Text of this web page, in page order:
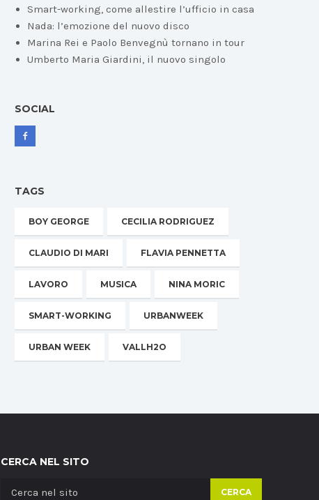
Smart-working, come allestire l’ufficio in casa
Nada: l’emozione del nuovo disco
Marina Rei e Paolo Benvegnù tornano in tour
Umberto Maria Giardini, il nuovo singolo
SOCIAL
TAGS
BOY GEORGE CECILIA RODRIGUEZ
CLAUDIO DI MARI FLAVIA PENNETTA
LAVORO MUSICA NINA MORIC
SMART-WORKING URBANWEEK
URBAN WEEK VALLH2O
CERCA NEL SITO
CERCA